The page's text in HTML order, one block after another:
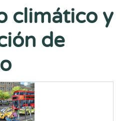
climático y
de